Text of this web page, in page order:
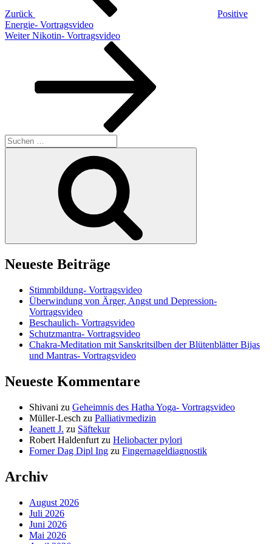
Zurück
Positive
Energie- Vortragsvideo
Nächster
Weiter Nikotin- Vortragsvideo
Suchen
nach:
Neueste Beiträge
Stimmbildung- Vortragsvideo
Überwindung von Ärger, Angst und Depression-
Vortragsvideo
Beschaulich- Vortragsvideo
Schutzmantra- Vortragsvideo
Chakra-Meditation mit Sanskritsilben der Blütenblätter Bijas
und Mantras- Vortragsvideo
Neueste Kommentare
Shivani zu Geheimnis des Hatha Yoga- Vortragsvideo
Müller-Lesch zu Palliativmedizin
Jeanett J. zu Säftekur
Robert Haldenfurt zu Heliobacter pylori
Forner Dag Dipl Ing zu Fingernageldiagnostik
Archiv
August 2026
Juli 2026
Juni 2026
Mai 2026